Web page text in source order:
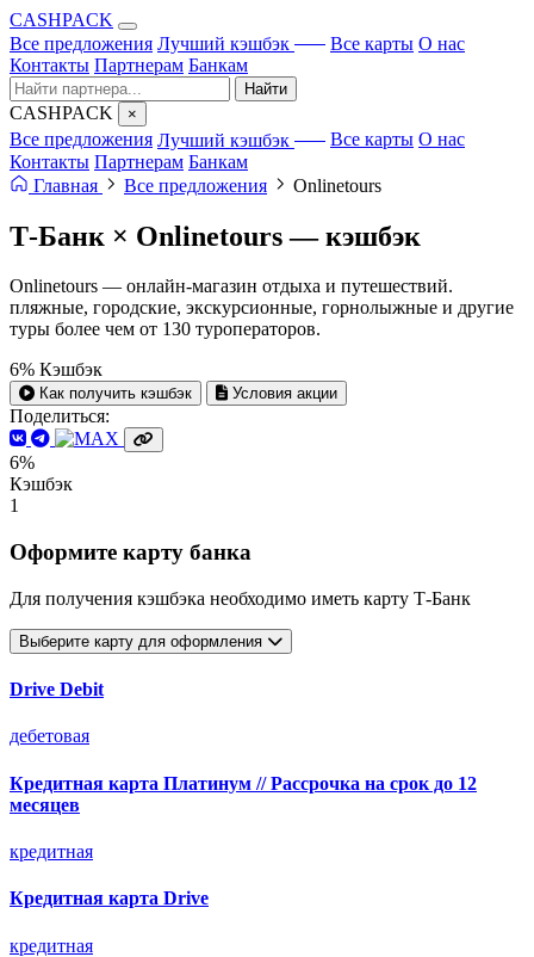
CASHPACK
Все предложения Лучший кэшбэк Все карты О нас
Контакты Партнерам Банкам
Найти
CASHPACK ×
Все предложения Лучший кэшбэк Все карты О нас
Контакты Партнерам Банкам
Главная
Все предложения Onlinetours
Т-Банк × Onlinetours —кэшбэк
Onlinetours — онлайн-магазин отдыха и путешествий.
пляжные, городские, экскурсионные, горнолыжные и другие
туры более чем от 130 туроператоров.
6% Кэшбэк
Как получить кэшбэк Условия акции
Поделиться:
6%
Кэшбэк
1
Оформите карту банка
Для получения кэшбэка необходимо иметь карту Т-Банк
Выберите карту для оформления
Drive Debit
дебетовая
Кредитная карта Платинум // Рассрочка на срок до 12
месяцев
кредитная
Кредитная карта Drive
кредитная